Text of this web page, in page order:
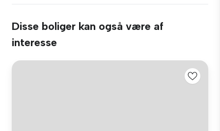
Disse boliger kan også være af
interesse